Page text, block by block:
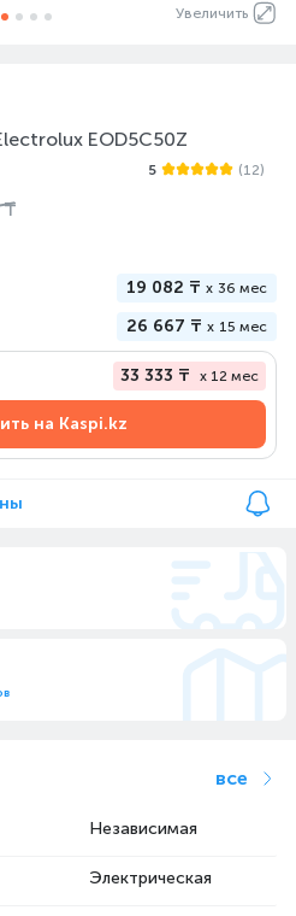
Увеличить
EOD5C50Z
5 (12)
₸
19 082 ₸ x 36 мес
26 667 ₸ x 15 мес
33 333 ₸ x 12 мес
на Kaspi.kz
все
Независимая
Электрическая